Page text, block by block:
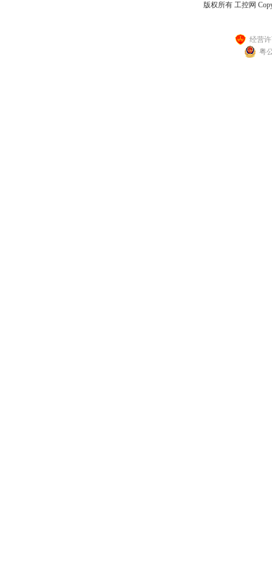
版权所有 工控网
经营
粤